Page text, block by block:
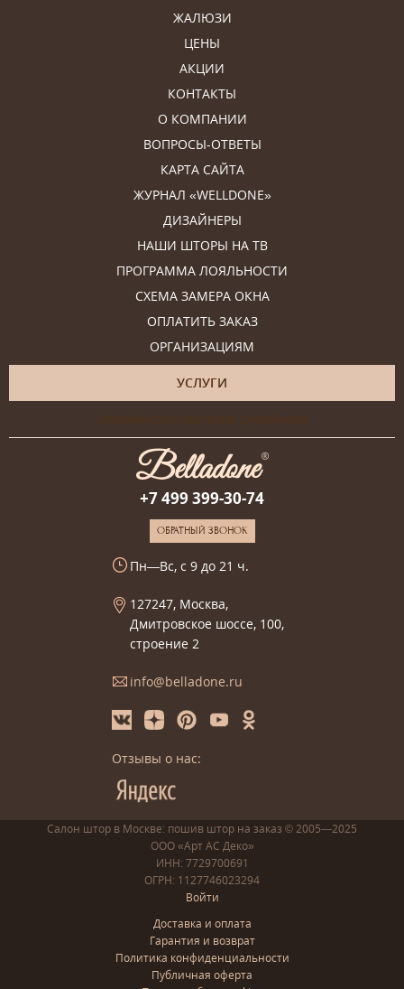
ЖАЛЮЗИ
ЦЕНЫ
АКЦИИ
КОНТАКТЫ
О КОМПАНИИ
ВОПРОСЫ-ОТВЕТЫ
КАРТА САЙТА
ЖУРНАЛ «WELLDONE»
ДИЗАЙНЕРЫ
НАШИ ШТОРЫ НА ТВ
ПРОГРАММА ЛОЯЛЬНОСТИ
СХЕМА ЗАМЕРА ОКНА
ОПЛАТИТЬ ЗАКАЗ
ОРГАНИЗАЦИЯМ
УСЛУГИ
Онлайн-консультация дизайнера
+7 499 399-30-74
ОБРАТНЫЙ ЗВОНОК
Пн—Вс, с 9 до 21 ч.
127247, Москва,
Дмитровское шоссе, 100,
строение 2
info@belladone.ru
Отзывы о нас:
Салон штор в Москве: пошив штор на заказ © 2005—2025
ООО «Арт АС Деко»
ИНН: 7729700691
ОГРН: 1127746023294
Войти
Доставка и оплата
Гарантия и возврат
Политика конфиденциальности
Публичная оферта